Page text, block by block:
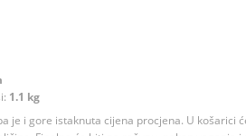
1.1 kg
je i gore istaknuta cijena procjena. U košarici